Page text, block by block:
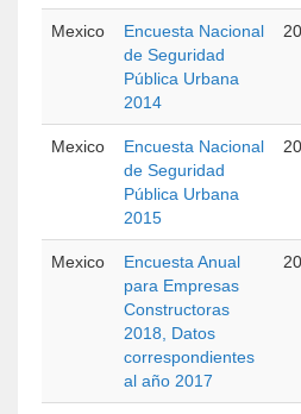
Mexico
Encuesta Nacional
de Seguridad
Pública Urbana
2014
Mexico
Encuesta Nacional
de Seguridad
Pública Urbana
2015
Mexico
Encuesta Anual
para Empresas
Constructoras
2018, Datos
correspondientes
al año 2017